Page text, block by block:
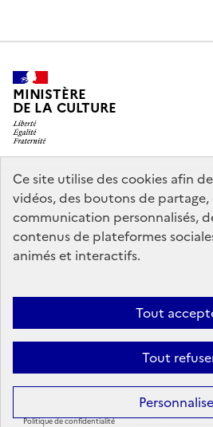
Ce site utilise des cookies afin
vidéos, des boutons de partage,
communication personnalisés,
contenus de plateformes
animés et interactifs.
Tout
Tout
Politique de confidentialité
MINISTÈRE
DE LA CULTURE
legifrance.gouv.fr
info.gouv.fr
service-public.gouv.fr
Accessibilité : partiellement conforme
Mentions légales
témoins de connexion (cookies)
Crédits
Sauf mention contraire, tous les contenus